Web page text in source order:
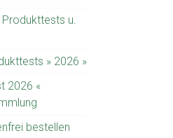
u.
» 2026 »
2026 «
bestellen